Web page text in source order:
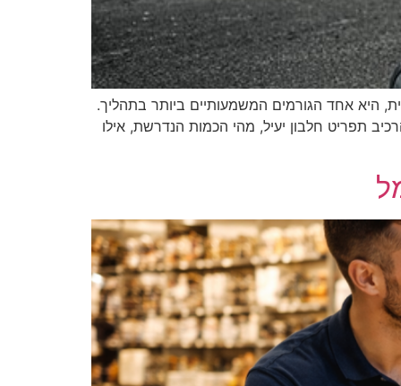
היא אחד הגורמים המשמעותיים ביותר בתהליך.
תפריט חלבון יעיל, מהי הכמות הנדרשת, אילו